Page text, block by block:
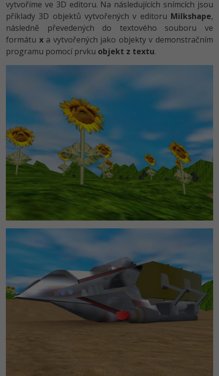
vytvoříme ve 3D editoru. Na následujících snímcích jsou
příklady 3D objektů vytvořených v editoru Milkshape,
následně převedených do textového souboru ve
formátu xa vytvořených jako objekty v demonstračním
programu pomocí prvku objekt z textu.